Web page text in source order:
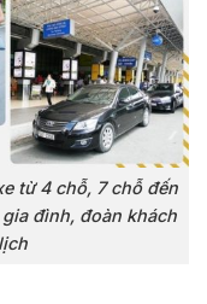
từ 4 chỗ, 7 chỗ đến
đình, đoàn khách